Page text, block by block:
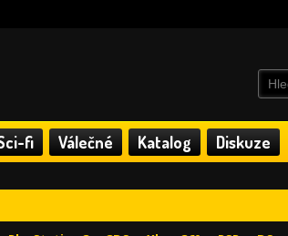
fi Válečné Katalog Diskuze